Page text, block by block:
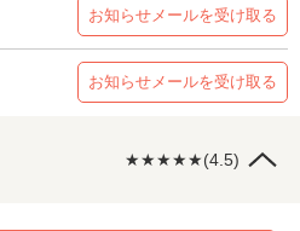
お知らせメールを受け取る
お知らせメールを受け取る
★★★★★(4.5)